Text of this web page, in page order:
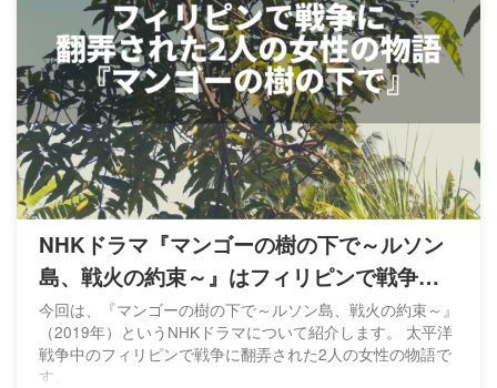
NHKドラマ『マンゴーの樹の下で～ルソン
島、戦火の約束～』はフィリピンで戦争に
翻弄された2人の女性の物語
今回は、『マンゴーの樹の下で～ルソン島、戦火の約束～』
（2019年）というNHKドラマについて紹介します。 太平洋
戦争中のフィリピンで戦争に翻弄された2人の女性の物語で
す。